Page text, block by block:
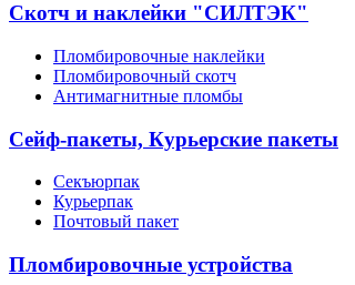
Скотч и наклейки "СИЛТЭК"
Пломбировочные наклейки
Пломбировочный скотч
Антимагнитные пломбы
Сейф-пакеты, Курьерские пакеты
Секъюрпак
Курьерпак
Почтовый пакет
Пломбировочные устройства